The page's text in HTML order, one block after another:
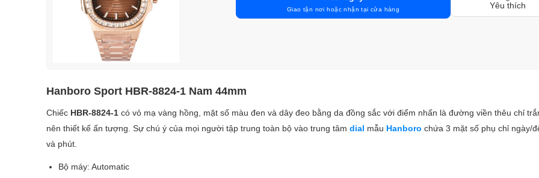
Giao tận nơi hoặc nhận tại cửa hàng Yêu thích
Hanboro Sport HBR-8824-1 Nam 44mm
Chiếc HBR-8824-1 có vỏ mạ vàng hồng, mặt số màu đen và dây đeo bằng da đồng sắc với điểm nhấn là đường viền thêu chỉ
nên thiết kế ấn tượng. Sự chú ý của mọi người tập trung toàn bộ vào trung tâm dial mẫu Hanboro chứa 3 mặt số phụ chỉ ngày/
và phút.
Bộ máy: Automatic